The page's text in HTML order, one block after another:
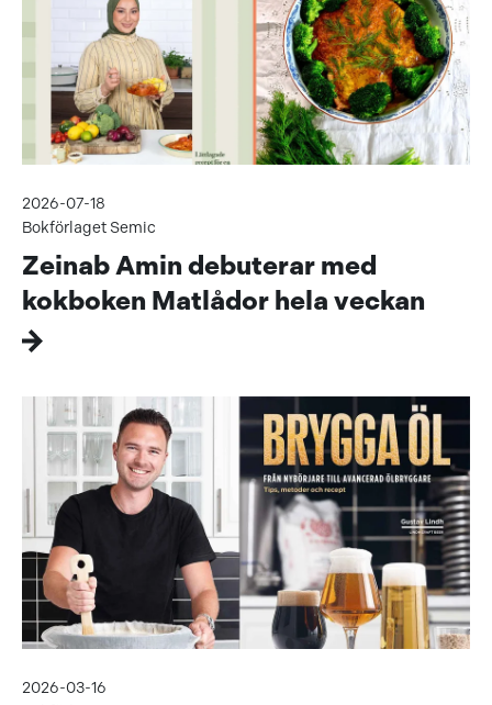
2026-07-18
Bokförlaget Semic
Zeinab Amin debuterar med
kokboken Matlådor hela veckan
2026-03-16